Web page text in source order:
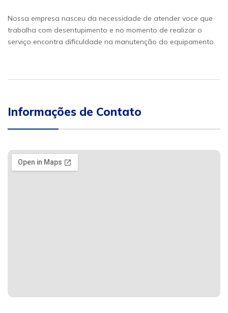
Nossa empresa nasceu da necessidade de atender voce que
trabalha com desentupimento e no momento de realizar o
serviço encontra dificuldade na manutenção do equipamento.
Informações de Contato